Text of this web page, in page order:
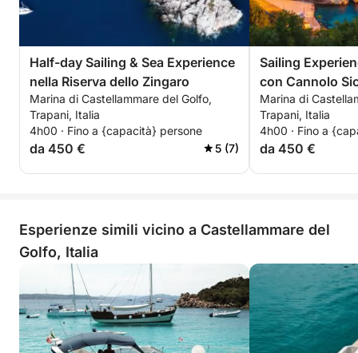
Half-day Sailing & Sea Experience
nella Riserva dello Zingaro
Marina di Castellammare del Golfo,
Trapani, Italia
4h00 · Fino a {capacità} persone
da 450 € 5 (7)
Sailing
con Cannolo
Marina di
Trapani, Italia
4h00 · Fino a
da 450 €
Esperienze simili vicino a Castellammare del
Golfo, Italia